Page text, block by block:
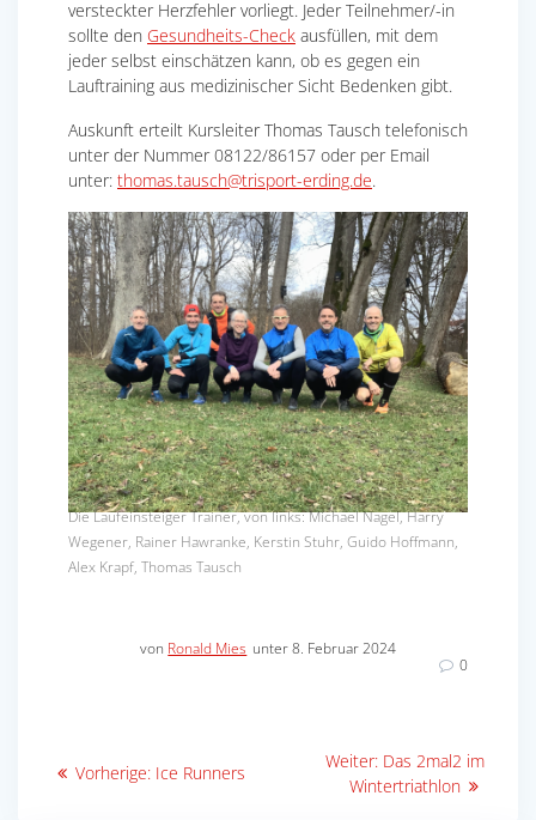
versteckter Herzfehler vorliegt. Jeder Teilnehmer/-in
sollte den Gesundheits-Check ausfüllen, mit dem
jeder selbst einschätzen kann, ob es gegen ein
Lauftraining aus medizinischer Sicht Bedenken gibt.
Auskunft erteilt Kursleiter Thomas Tausch telefonisch
unter der Nummer 08122/86157 oder per Email
unter: thomas.tausch@trisport-erding.de.
Die Laufeinsteiger Trainer, von links: Michael Nagel, Harry
Wegener, Rainer Hawranke, Kerstin Stuhr, Guido Hoffmann,
Alex Krapf, Thomas Tausch
von Ronald Mies unter 8. Februar 2024
0
Beitragsnavigation
Vorherige: Vorheriger
Ice Runners
Weiter: Nächster
Beitrag:
Das 2mal2 im
Wintertriathlon